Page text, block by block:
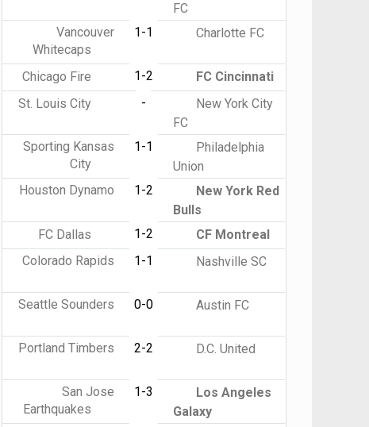
FC
Vancouver
Whitecaps
1-1 Charlotte FC
Chicago Fire 1-2
FC Cincinnati
St. Louis City
-
New York City
FC
Sporting Kansas
City
1-1
Philadelphia
Union
Houston Dynamo
1-2
New York Red
Bulls
FC Dallas
1-2
CF Montreal
Colorado Rapids
1-1 Nashville SC
Seattle Sounders 0-0 Austin FC
Portland Timbers 2-2 D.C. United
San Jose
Earthquakes
1-3
Los Angeles
Galaxy